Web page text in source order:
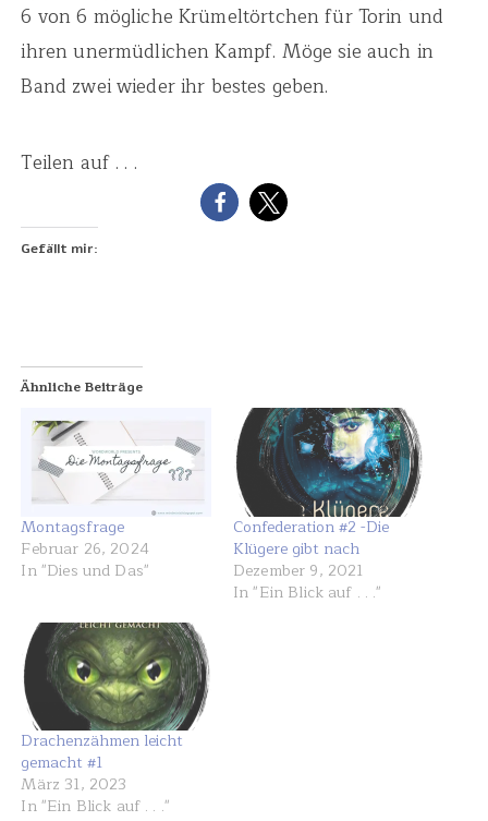
6 von 6 mögliche Krümeltörtchen für Torin und
ihren unermüdlichen Kampf. Möge sie auch in
Band zwei wieder ihr bestes geben.
Teilen auf . . .
Gefällt mir:
Ähnliche Beiträge
Montagsfrage
Februar 26, 2024
In "Dies und Das"
Confederation #2 -Die
Klügere gibt nach
Dezember 9, 2021
In "Ein Blick auf . . ."
Drachenzähmen leicht
gemacht #1
März 31, 2023
In "Ein Blick auf . . ."